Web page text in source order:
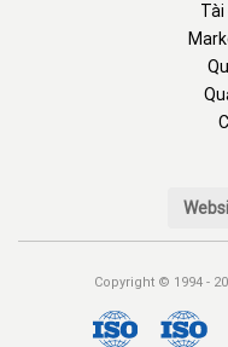
Tài
Copyright © 1994 -